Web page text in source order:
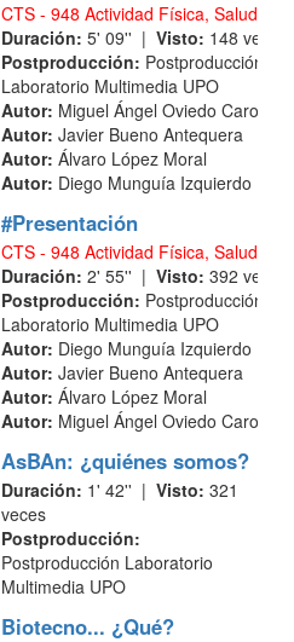
CTS - 948 Actividad Física, Salud y
Duración: 5' 09'' | Visto: 148 veces
Postproducción: Postproducción
Laboratorio Multimedia UPO
Autor: Miguel Ángel Oviedo Caro
Autor: Javier Bueno Antequera
Autor: Álvaro López Moral
Autor: Diego Munguía Izquierdo
#Presentación
CTS - 948 Actividad Física, Salud y
Duración: 2' 55'' | Visto: 392 veces
Postproducción: Postproducción
Laboratorio Multimedia UPO
Autor: Diego Munguía Izquierdo
Autor: Javier Bueno Antequera
Autor: Álvaro López Moral
Autor: Miguel Ángel Oviedo Caro
AsBAn: ¿quiénes somos?
Duración: 1' 42'' | Visto: 321
veces
Postproducción:
Postproducción Laboratorio
Multimedia UPO
Biotecno... ¿Qué?